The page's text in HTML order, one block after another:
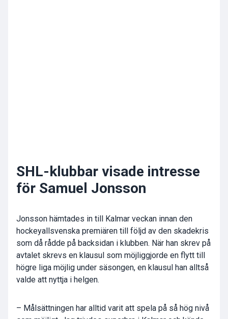
SHL-klubbar visade intresse
för Samuel Jonsson
Jonsson hämtades in till Kalmar veckan innan den
hockeyallsvenska premiären till följd av den skadekris
som då rådde på backsidan i klubben. När han skrev på
avtalet skrevs en klausul som möjliggjorde en flytt till
högre liga möjlig under säsongen, en klausul han alltså
valde att nyttja i helgen.
– Målsättningen har alltid varit att spela på så hög nivå